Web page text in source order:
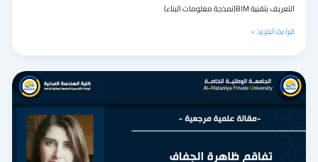
التعريف بتقنية BIM(نمذجة معلومات البناء)
قراءة المزيد »
تفاقم
ظاهرة
الجفاف
ظل
المناخية